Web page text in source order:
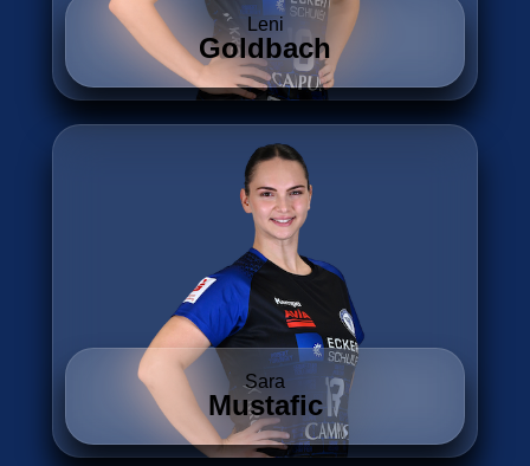
Leni
Goldbach
Sara
Mustafic